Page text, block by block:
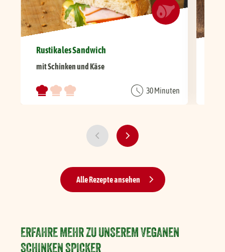
Rustikales Sandwich
mit Schinken und Käse
30 Minuten
Alle Rezepte ansehen
ERFAHRE MEHR ZU UNSEREM VEGANEN
SCHINKEN SPICKER